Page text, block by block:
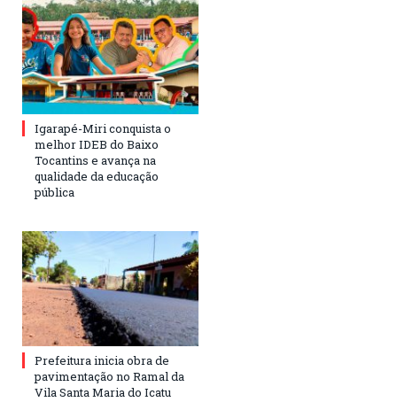
Igarapé-Miri conquista o
melhor IDEB do Baixo
Tocantins e avança na
qualidade da educação
pública
Prefeitura inicia obra de
pavimentação no Ramal da
Vila Santa Maria do Icatu